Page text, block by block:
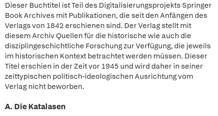
Dieser Buchtitel ist Teil des Digitalisierungsprojekts Springer
Book Archives mit Publikationen, die seit den Anfängen des
Verlags von 1842 erschienen sind. Der Verlag stellt mit
diesem Archiv Quellen für die historische wie auch die
disziplingeschichtliche Forschung zur Verfügung, die jeweils
im historischen Kontext betrachtet werden müssen. Dieser
Titel erschien in der Zeit vor 1945 und wird daher in seiner
zeittypischen politisch-ideologischen Ausrichtung vom
Verlag nicht beworben.
A. Die Katalasen